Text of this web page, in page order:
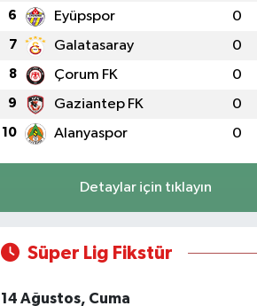
6 Eyüpspor 0
7 Galatasaray 0
8 Çorum FK 0
9 Gaziantep FK 0
10 Alanyaspor 0
Detaylar için tıklayın
Süper Lig Fikstür
14 Ağustos, Cuma